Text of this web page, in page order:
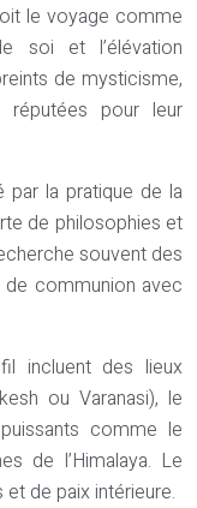
le voyage comme
soi et l’élévation
de mysticisme,
pour leur
la pratique de la
de philosophies et
souvent des
communion avec
incluent des lieux
ou Varanasi), le
comme le
de l’Himalaya. Le
de paix intérieure.